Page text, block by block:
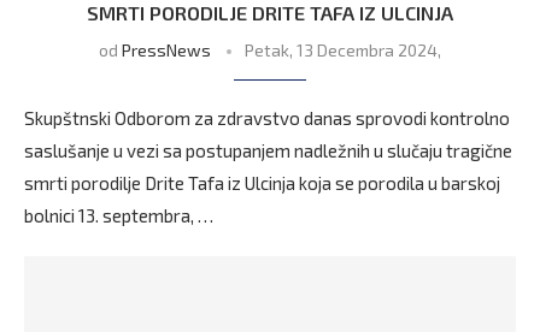
SMRTI PORODILJE DRITE TAFA IZ ULCINJA
od PressNews Petak, 13 Decembra 2024,
Skupštnski Odborom za zdravstvo danas sprovodi kontrolno
saslušanje u vezi sa postupanjem nadležnih u slučaju tragične
smrti porodilje Drite Tafa iz Ulcinja koja se porodila u barskoj
bolnici 13. septembra, …